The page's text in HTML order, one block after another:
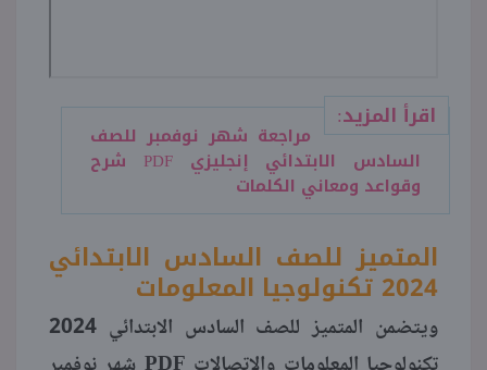
اقرأ المزيد:
مراجعة شهر نوفمبر للصف
السادس الابتدائي إنجليزي PDF شرح
وقواعد ومعاني الكلمات
المتميز للصف السادس الابتدائي
2024 تكنولوجيا المعلومات
ويتضمن المتميز للصف السادس الابتدائي 2024